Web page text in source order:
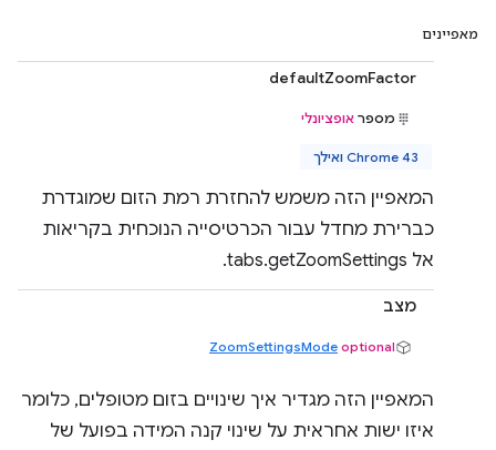
מאפיינים
defaultZoomFactor
מספר אופציונלי
Chrome 43 ואילך
המאפיין הזה משמש להחזרת רמת הזום שמוגדרת
כברירת מחדל עבור הכרטיסייה הנוכחית בקריאות
אל tabs.getZoomSettings.
מצב
ZoomSettingsMode optional
המאפיין הזה מגדיר איך שינויים בזום מטופלים, כלומר
איזו ישות אחראית על שינוי קנה המידה בפועל של